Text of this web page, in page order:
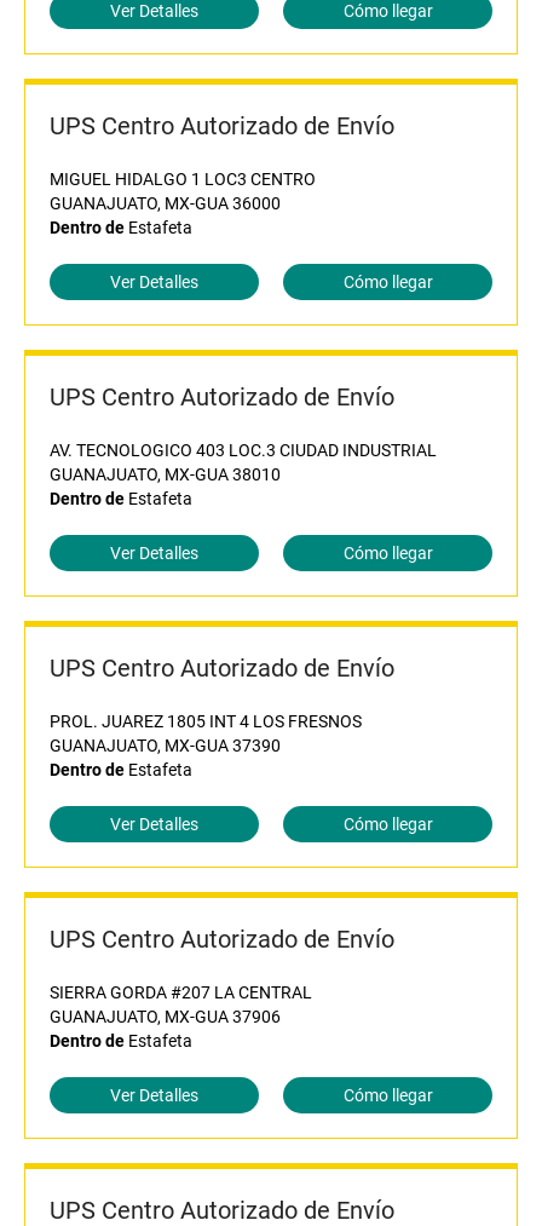
Ver Detalles Cómo llegar
UPS Centro Autorizado de Envío
MIGUEL HIDALGO 1 LOC3 CENTRO
GUANAJUATO, MX-GUA 36000
Dentro de Estafeta
Ver Detalles Cómo llegar
UPS Centro Autorizado de Envío
AV. TECNOLOGICO 403 LOC.3 CIUDAD INDUSTRIAL
GUANAJUATO, MX-GUA 38010
Dentro de Estafeta
Ver Detalles Cómo llegar
UPS Centro Autorizado de Envío
PROL. JUAREZ 1805 INT 4 LOS FRESNOS
GUANAJUATO, MX-GUA 37390
Dentro de Estafeta
Ver Detalles Cómo llegar
UPS Centro Autorizado de Envío
SIERRA GORDA #207 LA CENTRAL
GUANAJUATO, MX-GUA 37906
Dentro de Estafeta
Ver Detalles Cómo llegar
UPS Centro Autorizado de Envío